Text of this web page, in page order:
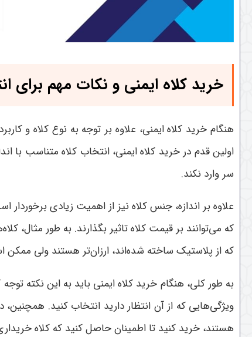
خرید کلاه ایمنی و نکات مهم برای
هنگام خرید کلاه ایمنی، علاوه بر توجه به نوع کلاه و
اولین قدم در خرید کلاه ایمنی، انتخاب کلاه متناسب
سر وارد نکند.
علاوه بر اندازه، جنس کلاه نیز از اهمیت زیادی
که می‌توانند بر قیمت کلاه تاثیر بگذارند. به طور مثال،
که از پلاستیک ساخته شده‌اند، ارزان‌تر هستند ولی
به طور کلی، هنگام خرید کلاه ایمنی باید به این نکته
ویژگی‌هایی که از آن انتظار دارید انتخاب کنید.
هستند، خرید کنید تا اطمینان حاصل کنید که کلاه